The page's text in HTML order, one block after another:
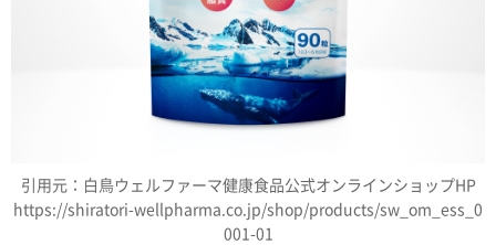
引用元：白鳥ウェルファーマ健康食品公式オンラインショップHP
https://shiratori-wellpharma.co.jp/shop/products/sw_om_ess_0
001-01